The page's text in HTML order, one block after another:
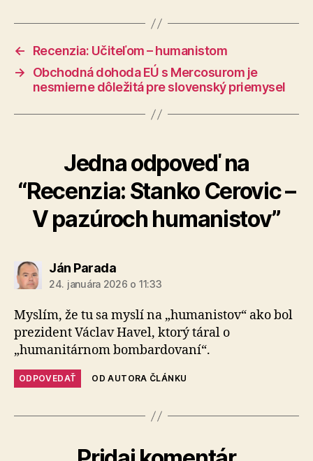
←
Recenzia: Učiteľom – humanistom
→
Obchodná dohoda EÚ s Mercosurom je
nesmierne dôležitá pre slovenský priemysel
Jedna odpoveď na
“Recenzia: Stanko Cerovic –
V pazúroch humanistov”
Ján Paradahovorí:
24. januára 2026 o 11:33
Myslím, že tu sa myslí na „humanistov“ ako bol
prezident Václav Havel, ktorý táral o
„humanitárnom bombardovaní“.
ODPOVEDAŤ OD AUTORA ČLÁNKU